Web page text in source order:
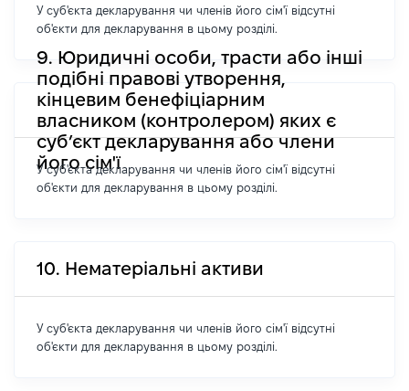
У суб'єкта декларування чи членів його сім'ї відсутні
об'єкти для декларування в цьому розділі.
9. Юридичні особи, трасти або інші
подібні правові утворення,
кінцевим бенефіціарним
власником (контролером) яких є
суб’єкт декларування або члени
його сім'ї
У суб'єкта декларування чи членів його сім'ї відсутні
об'єкти для декларування в цьому розділі.
10. Нематеріальні активи
У суб'єкта декларування чи членів його сім'ї відсутні
об'єкти для декларування в цьому розділі.